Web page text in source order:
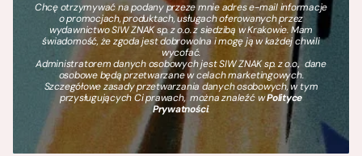
Chcę otrzymywać na podany przeze mnie adres e-mail informacje
o promocjach, produktach, usługach oferowanych przez
wydawnictwo SIW ZNAK sp. z o.o. z siedzibą w Krakowie. Mam
świadomość, że zgoda jest dobrowolna i mogę ją w każdej chwili
wycofać.
Administratorem danych osobowych jest SIW ZNAK sp. z o.o., dane
osobowe będą przetwarzane w celach marketingowych.
Szczegółowe zasady przetwarzania danych osobowych, w tym
przysługujących Ci prawach, można znaleźć wPolityce
Prywatności.